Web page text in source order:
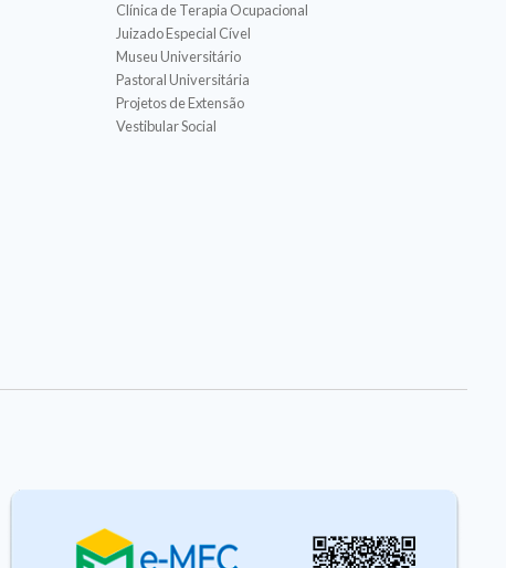
Clínica de Terapia Ocupacional
Juizado Especial Cível
Museu Universitário
Pastoral Universitária
Projetos de Extensão
Vestibular Social